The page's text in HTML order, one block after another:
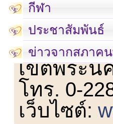
กีฬา
ประชาสัมพันธ์
ข่าวจากสภาค
เลขที่ 23
เขตพระน
โทร. 0-
เว็บไซต์: